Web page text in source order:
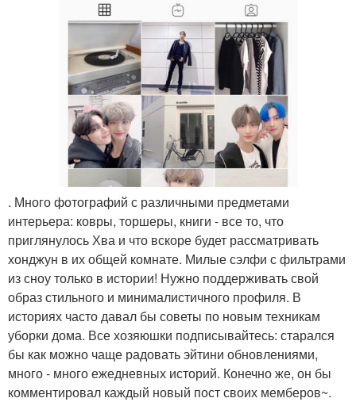
. Много фотографий с различными предметами
интерьера: ковры, торшеры, книги - все то, что
приглянулось Хва и что вскоре будет рассматривать
хонджун в их общей комнате. Милые сэлфи с фильтрами
из сноу только в истории! Нужно поддерживать свой
образ стильного и минималистичного профиля. В
историях часто давал бы советы по новым техникам
уборки дома. Все хозяюшки подписывайтесь: старался
бы как можно чаще радовать эйтини обновлениями,
много - много ежедневных историй. Конечно же, он бы
комментировал каждый новый пост своих мемберов~.